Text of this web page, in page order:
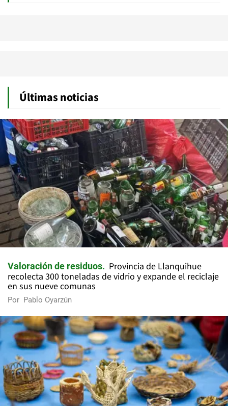
Últimas noticias
Valoración de residuos
Provincia de Llanquihue
recolecta 300 toneladas de vidrio y expande el reciclaje
en sus nueve comunas
Por Pablo Oyarzún